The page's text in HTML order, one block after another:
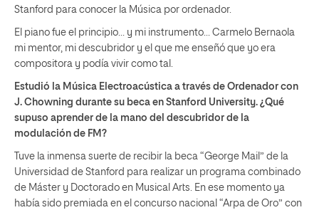
Stanford para conocer la Música por ordenador.
El piano fue el principio… y mi instrumento… Carmelo Bernaola
mi mentor, mi descubridor y el que me enseñó que yo era
compositora y podía vivir como tal.
Estudió la Música Electroacústica a través de Ordenador con
J. Chowning durante su beca en Stanford University. ¿Qué
supuso aprender de la mano del descubridor de la
modulación de FM?
Tuve la inmensa suerte de recibir la beca “George Mail” de la
Universidad de Stanford para realizar un programa combinado
de Máster y Doctorado en Musical Arts. En ese momento ya
había sido premiada en el concurso nacional “Arpa de Oro” con